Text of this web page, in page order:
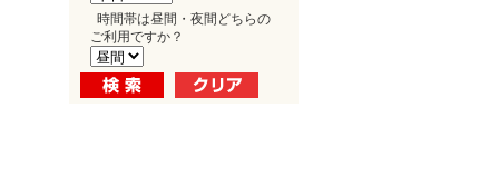
時間帯は昼間・夜間どちらの
ご利用ですか？